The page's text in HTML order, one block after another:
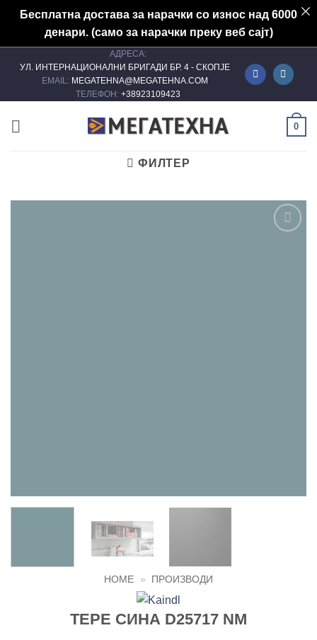
Бесплатна достава за нарачки со износ над 6000
денари. (само за нарачки преку веб сајт)
АДРЕСА:
УЛ. ИНТЕРНАЦИОНАЛНИ БРИГАДИ БР. 4 - СКОПЈЕ
EMAIL: MEGATEHNA@MEGATEHNA.COM
ТЕЛЕФОН: +38923109423
0
ФИЛТЕР
HOME » ПРОИЗВОДИ
ТЕРЕ СИНА D25717 NM